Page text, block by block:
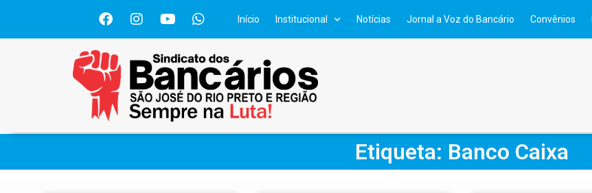
Início Institucional Notícias Jornal a Voz do Bancário Convênios
Etiqueta: Banco Caixa